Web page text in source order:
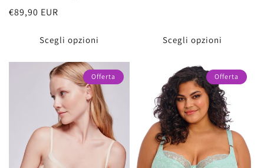
Prezzo
€89,90 EUR
Scegli opzioni Scegli opzioni
Offerta Offerta